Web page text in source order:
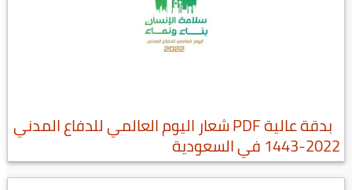
بدقة عالية PDF شعار اليوم العالمي للدفاع المدني
2022-1443 في السعودية